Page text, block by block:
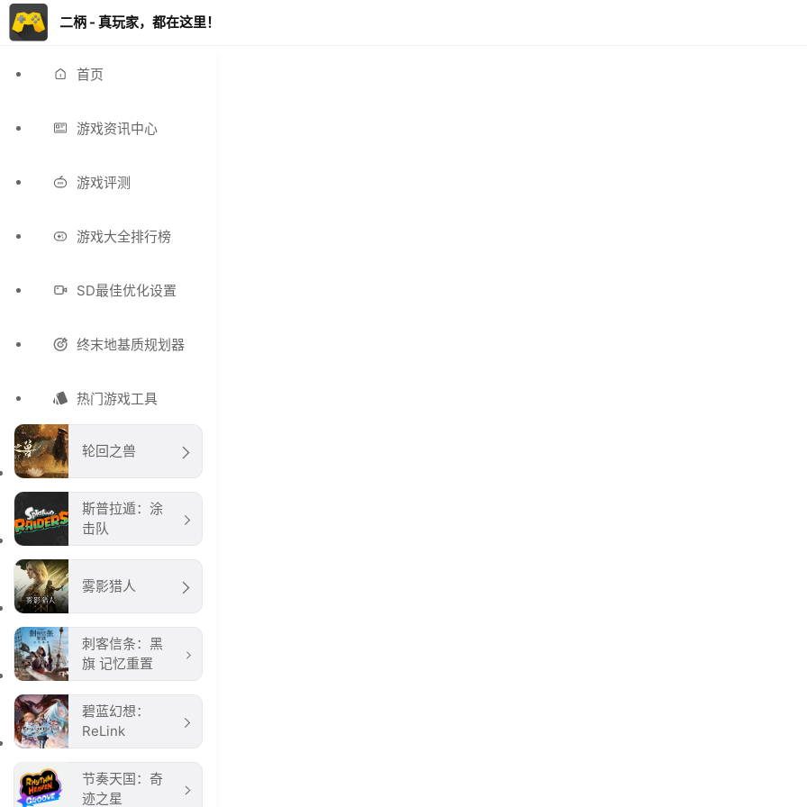
二柄 - 真玩家，都在这里！
首页
游戏资讯中心
游戏评测
游戏大全排行榜
SD最佳优化设置
终末地基质规划器
热门游戏工具
轮回之兽
斯普拉遁：涂
击队
雾影猎人
刺客信条：黑
旗 记忆重置
碧蓝幻想：
ReLink
节奏天国：奇
迹之星